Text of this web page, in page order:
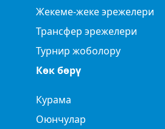
Жекеме-жеке эрежелери
Трансфер эрежелери
Турнир жоболору
Көк бөрү
Курама
Оюнчулар